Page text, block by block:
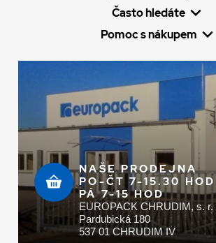
Často hledáte
Pomoc s nákupem
NAŠE PRODEJNA
PO-ČT 7-15.30 HOD
PÁ 7-15 HOD
EUROPACK CHRUDIM, s. r.
Pardubická 180
537 01 CHRUDIM IV